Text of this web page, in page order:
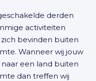
derden
activiteiten
bevinden buiten
Wanneer wij jouw
een land buiten
dan treffen wij